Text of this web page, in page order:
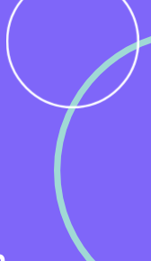
gebouwen
Met
de lange
komen. Dat